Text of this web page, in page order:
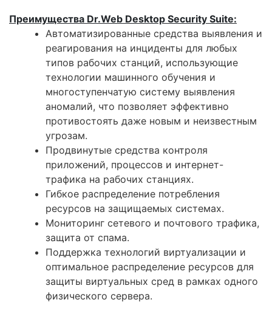
Преимущества Dr.Web Desktop Security Suite:
Автоматизированные средства выявления и
реагирования на инциденты для любых
типов рабочих станций, использующие
технологии машинного обучения и
многоступенчатую систему выявления
аномалий, что позволяет эффективно
противостоять даже новым и неизвестным
угрозам.
Продвинутые средства контроля
приложений, процессов и интернет-
трафика на рабочих станциях.
Гибкое распределение потребления
ресурсов на защищаемых системах.
Мониторинг сетевого и почтового трафика,
защита от спама.
Поддержка технологий виртуализации и
оптимальное распределение ресурсов для
защиты виртуальных сред в рамках одного
физического сервера.